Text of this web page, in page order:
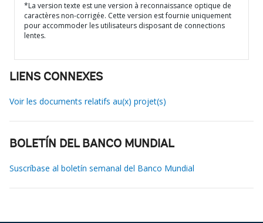
*La version texte est une version à reconnaissance optique de
caractères non-corrigée. Cette version est fournie uniquement
pour accommoder les utilisateurs disposant de connections
lentes.
LIENS CONNEXES
Voir les documents relatifs au(x) projet(s)
BOLETÍN DEL BANCO MUNDIAL
Suscríbase al boletín semanal del Banco Mundial